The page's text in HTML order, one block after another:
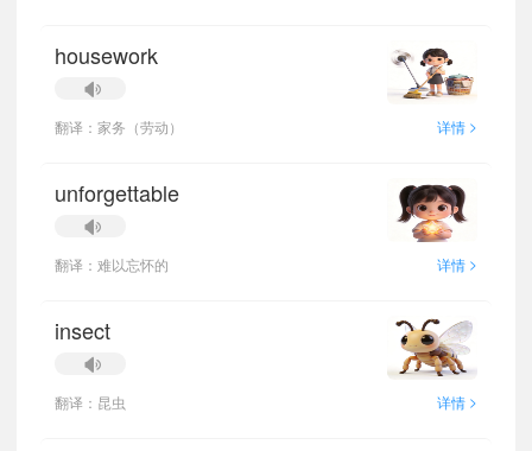
housework
翻译：家务（劳动） 详情 >
unforgettable
翻译：难以忘怀的 详情 >
insect
翻译：昆虫 详情 >